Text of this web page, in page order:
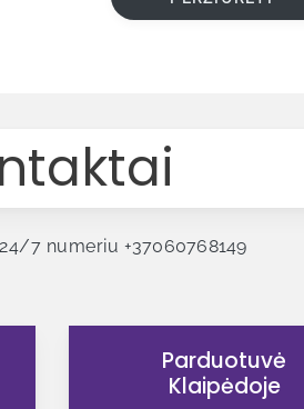
product
page
7 numeriu +37060768149
Parduotuvė
Klaipėdoje